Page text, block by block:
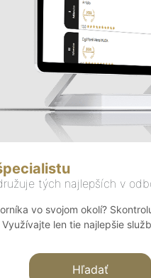
tých najlepších v
vo svojom okolí?
len tie najlepšie
Hľadať